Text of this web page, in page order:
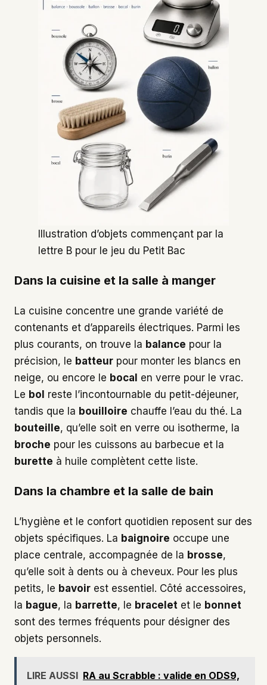
Illustration d’objets commençant par la
lettre B pour le jeu du Petit Bac
Dans la cuisine et la salle à manger
La cuisine concentre une grande variété de
contenants et d’appareils électriques. Parmi les
plus courants, on trouve la balance pour la
précision, le batteur pour monter les blancs en
neige, ou encore le bocal en verre pour le vrac.
Le bol reste l’incontournable du petit-déjeuner,
tandis que la bouilloire chauffe l’eau du thé. La
bouteille, qu’elle soit en verre ou isotherme, la
broche pour les cuissons au barbecue et la
burette à huile complètent cette liste.
Dans la chambre et la salle de bain
L’hygiène et le confort quotidien reposent sur des
objets spécifiques. La baignoire occupe une
place centrale, accompagnée de la brosse,
qu’elle soit à dents ou à cheveux. Pour les plus
petits, le bavoir est essentiel. Côté accessoires,
la bague, la barrette, le bracelet et le bonnet
sont des termes fréquents pour désigner des
objets personnels.
LIRE AUSSI RA au Scrabble : valide en ODS9,